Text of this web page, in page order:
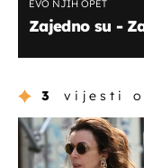
EVO NJIH OPET
Zajedno su -
3 vijesti o